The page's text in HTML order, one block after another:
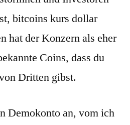
bitcoins kurs dollar
hat der Konzern als eher
Coins, dass du
Dritten gibst.
Demokonto an, vom ich